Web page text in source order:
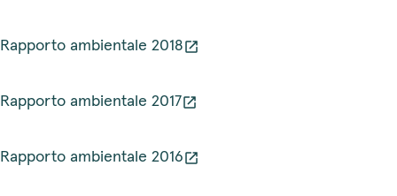
Rapporto ambientale 2018
Rapporto ambientale 2017
Rapporto ambientale 2016